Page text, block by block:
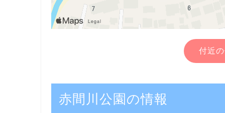
付近
赤間川公園の情報